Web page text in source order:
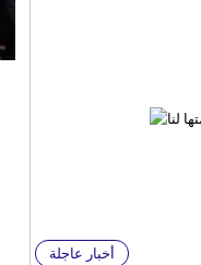
أخبار عاجلة